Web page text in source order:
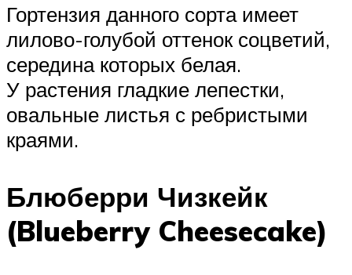
Гортензия данного сорта имеет
лилово-голубой оттенок соцветий,
середина которых белая.
У растения гладкие лепестки,
овальные листья с ребристыми
краями.
Блюберри Чизкейк
(Blueberry Cheesecake)